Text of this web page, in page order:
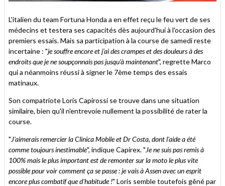
L'italien du team Fortuna Honda a en effet reçu le feu vert de ses
médecins et testera ses capacités dès aujourd'hui à l'occasion des
premiers essais. Mais sa participation à la course de samedi reste
incertaine : "je souffre encore et j'ai des crampes et des douleurs à des
endroits que je ne soupçonnais pas jusqu'à maintenant", regrette Marco
qui a néanmoins réussi à signer le 7ème temps des essais
matinaux.
Son compatriote Loris Capirossi se trouve dans une situation
similaire, bien qu'il n'entrevoie nullement la possibilité de rater la
course.
"J'aimerais remercier la Clinica Mobile et Dr Costa, dont l'aide a été
comme toujours inestimable", indique Capirex. "Je ne suis pas remis à
100% mais le plus important est de remonter sur la moto le plus vite
possible pour voir comment ça se passe : je vais à Assen avec un esprit
encore plus combatif que d'habitude !" Loris semble toutefois gêné par